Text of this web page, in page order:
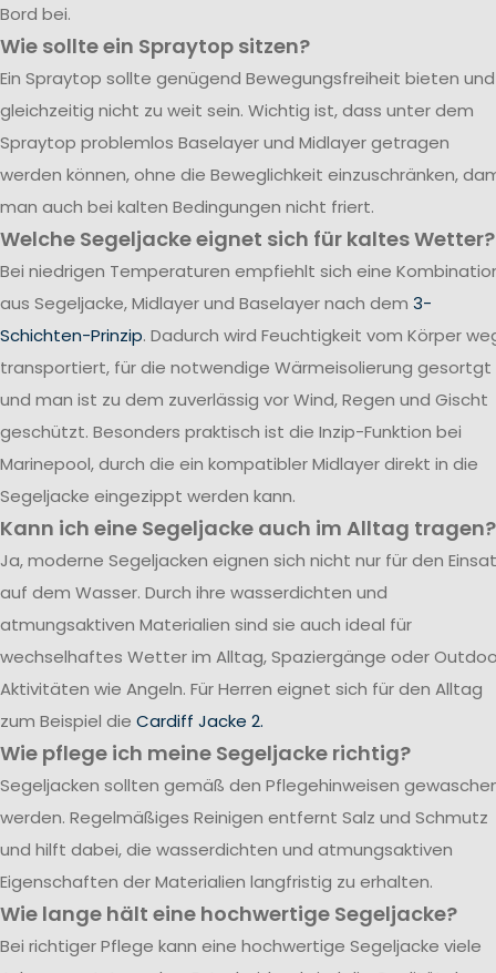
Bord bei.
Wie sollte ein Spraytop sitzen?
Ein Spraytop sollte genügend Bewegungsfreiheit bieten und
gleichzeitig nicht zu weit sein. Wichtig ist, dass unter dem
Spraytop problemlos Baselayer und Midlayer getragen
werden können, ohne die Beweglichkeit einzuschränken,
man auch bei kalten Bedingungen nicht friert.
Welche Segeljacke eignet sich für kaltes Wetter?
Bei niedrigen Temperaturen empfiehlt sich eine
aus Segeljacke, Midlayer und Baselayer nach dem 3-
Schichten-Prinzip. Dadurch wird Feuchtigkeit vom Körper
transportiert, für die notwendige Wärmeisolierung gesortgt
und man ist zu dem zuverlässig vor Wind, Regen und Gischt
geschützt. Besonders praktisch ist die Inzip-Funktion bei
Marinepool, durch die ein kompatibler Midlayer direkt in die
Segeljacke eingezippt werden kann.
Kann ich eine Segeljacke auch im Alltag tragen?
Ja, moderne Segeljacken eignen sich nicht nur für den
auf dem Wasser. Durch ihre wasserdichten und
atmungsaktiven Materialien sind sie auch ideal für
wechselhaftes Wetter im Alltag, Spaziergänge oder
Aktivitäten wie Angeln. Für Herren eignet sich für den Alltag
zum Beispiel die Cardiff Jacke 2.
Wie pflege ich meine Segeljacke richtig?
Segeljacken sollten gemäß den Pflegehinweisen
werden. Regelmäßiges Reinigen entfernt Salz und Schmutz
und hilft dabei, die wasserdichten und atmungsaktiven
Eigenschaften der Materialien langfristig zu erhalten.
Wie lange hält eine hochwertige Segeljacke?
Bei richtiger Pflege kann eine hochwertige Segeljacke viele